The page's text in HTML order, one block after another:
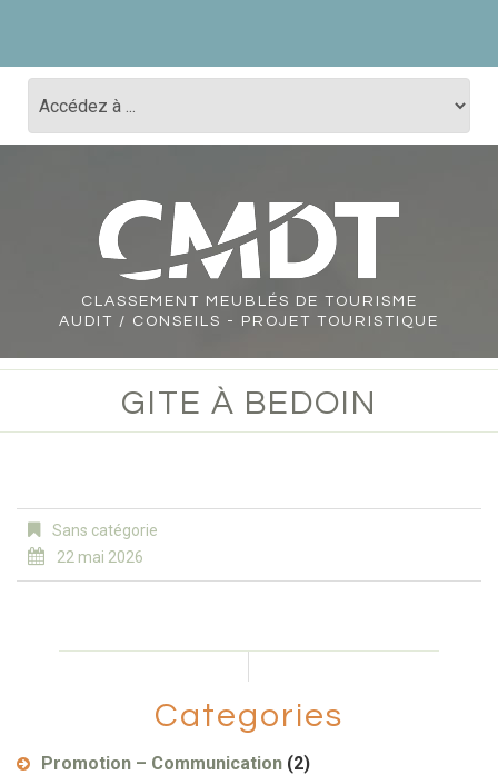
CLASSEMENT
MEUBLÉS DE TOURISME
AUDIT / CONSEILS - PROJET TOURISTIQUE
GITE À BEDOIN
Sans catégorie
22 mai 2026
Categories
Promotion – Communication (2)